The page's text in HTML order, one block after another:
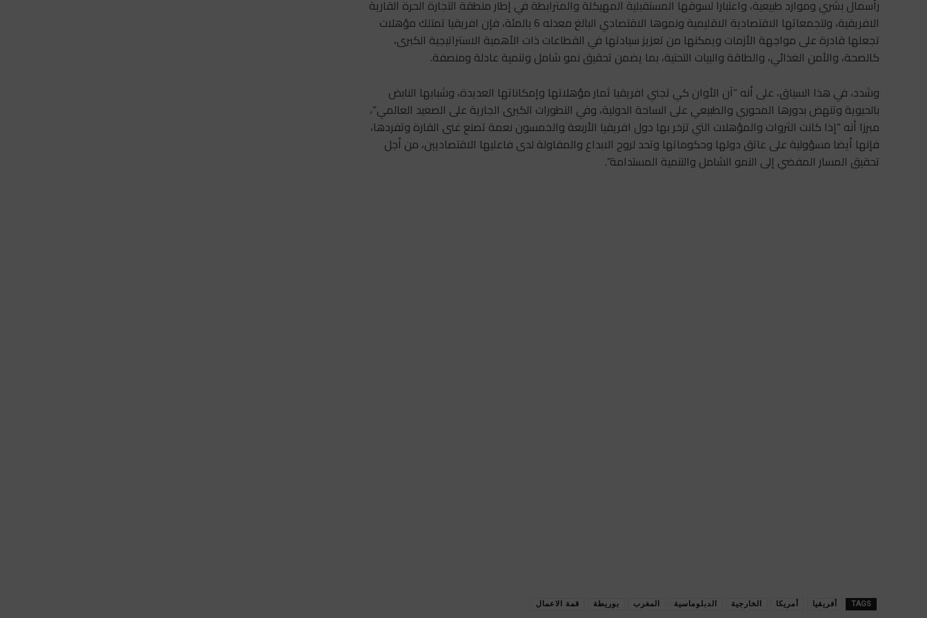
رأسمال بشري وموارد طبيعية، واعتبارا لسوقها المستقبلية المهيكلة والمترابطة في إطار منطقة التجارة الحرة القارية
الافريقية، ولتجمعاتها الاقتصادية الاقليمية ونموها الاقتصادي البالغ معدله 6 بالمئة، فإن افريقيا تمتلك مؤهلات
تجعلها قادرة على مواجهة الأزمات ويمكنها من تعزيز سيادتها في القطاعات ذات الأهمية الاستراتيجية الكبرى،
كالصحة، والأمن الغذائي، والطاقة والبيات التحتية، بما يضمن تحقيق نمو شامل وتنمية عادلة ومنصفة.
وشدد، في هذا السياق، على أنه “آن الأوان كي تجني افريقيا ثمار مؤهلاتها وإمكاناتها العديدة، وشبابها النابض
بالحيوية وتنهض بدورها المحوري والطبيعي على الساحة الدولية، وفي التطورات الكبرى الجارية على الصعيد العالمي”،
مبرزا أنه “إذا كانت الثروات والمؤهلات التي تزخر بها دول افريقيا الأربعة والخمسون نعمة تصنع غنى القارة وتفردها،
فإنها أيضا مسؤولية على عاتق دولها وحكوماتها وتحد لروح الابداع والمقاولة لدى فاعليها الاقتصاديين، من أجل
تحقيق المسار المفضي إلى النمو الشامل والتنمية المستدامة”.
TAGS أفريقيا أمريكا الخارجية الدبلوماسية المغرب بوريطة قمة الاعمال